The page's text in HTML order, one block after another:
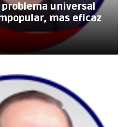
problema universal
mas eficaz